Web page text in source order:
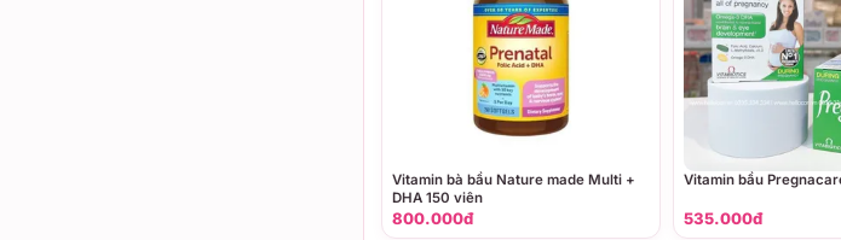
Vitamin bà bầu Nature made Multi +
DHA 150 viên
800.000đ
Vitamin bầu
535.000đ